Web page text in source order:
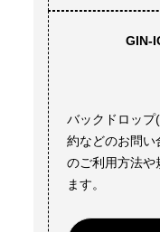
GIN-
バックドロップ
約などのお問い
のご利用方法や
ます。